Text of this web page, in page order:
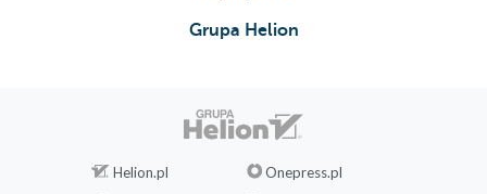
Grupa Helion
Helion.pl
Onepress.pl